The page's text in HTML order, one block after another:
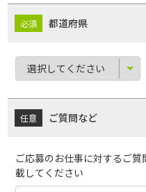
都道府県
ご質問など
ご応募のお仕事に対するご
載してください